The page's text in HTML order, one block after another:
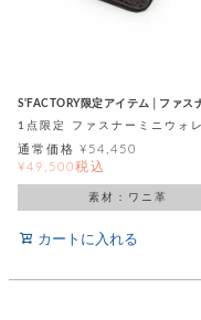
通常価格 ¥ 54,450
¥49,500税込
素材：ワニ革
カートに入れる